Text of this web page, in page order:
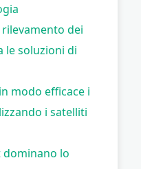
rilevamento dei
le soluzioni di
modo efficace i
i satelliti
dominano lo